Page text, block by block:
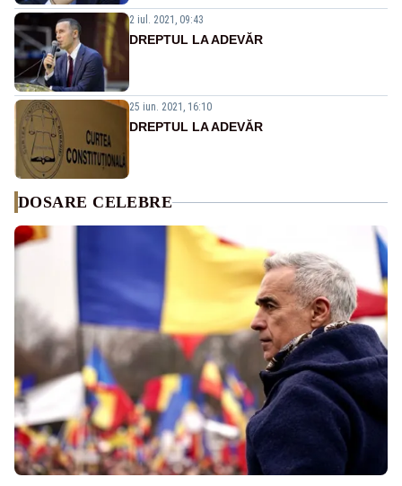
2 iul. 2021, 09:43
DREPTUL LA ADEVĂR
25 iun. 2021, 16:10
DREPTUL LA ADEVĂR
DOSARE CELEBRE